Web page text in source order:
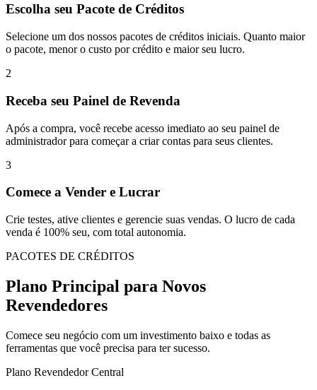
Escolha seu Pacote de Créditos
Selecione um dos nossos pacotes de créditos iniciais. Quanto maior
o pacote, menor o custo por crédito e maior seu lucro.
2
Receba seu Painel de Revenda
Após a compra, você recebe acesso imediato ao seu painel de
administrador para começar a criar contas para seus clientes.
3
Comece a Vender e Lucrar
Crie testes, ative clientes e gerencie suas vendas. O lucro de cada
venda é 100% seu, com total autonomia.
PACOTES DE CRÉDITOS
Plano Principal para Novos
Revendedores
Comece seu negócio com um investimento baixo e todas as
ferramentas que você precisa para ter sucesso.
Plano Revendedor Central